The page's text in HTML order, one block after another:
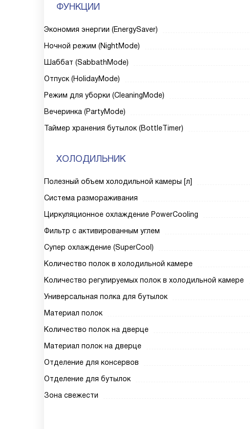
ФУНКЦИИ
Экономия энергии (EnergySaver)
Ночной режим (NightMode)
Шаббат (SabbathMode)
Отпуск (HolidayMode)
Режим для уборки (CleaningMode)
Вечеринка (PartyMode)
Таймер хранения бутылок (BottleTimer)
ХОЛОДИЛЬНИК
Полезный объем холодильной камеры [л]
Система размораживания
Циркуляционное охлаждение PowerCooling
Фильтр с активированным углем
Супер охлаждение (SuperCool)
Количество полок в холодильной камере
Количество регулируемых полок в холодильной камере
Универсальная полка для бутылок
Материал полок
Количество полок на дверце
Материал полок на дверце
Отделение для консервов
Отделение для бутылок
Зона свежести